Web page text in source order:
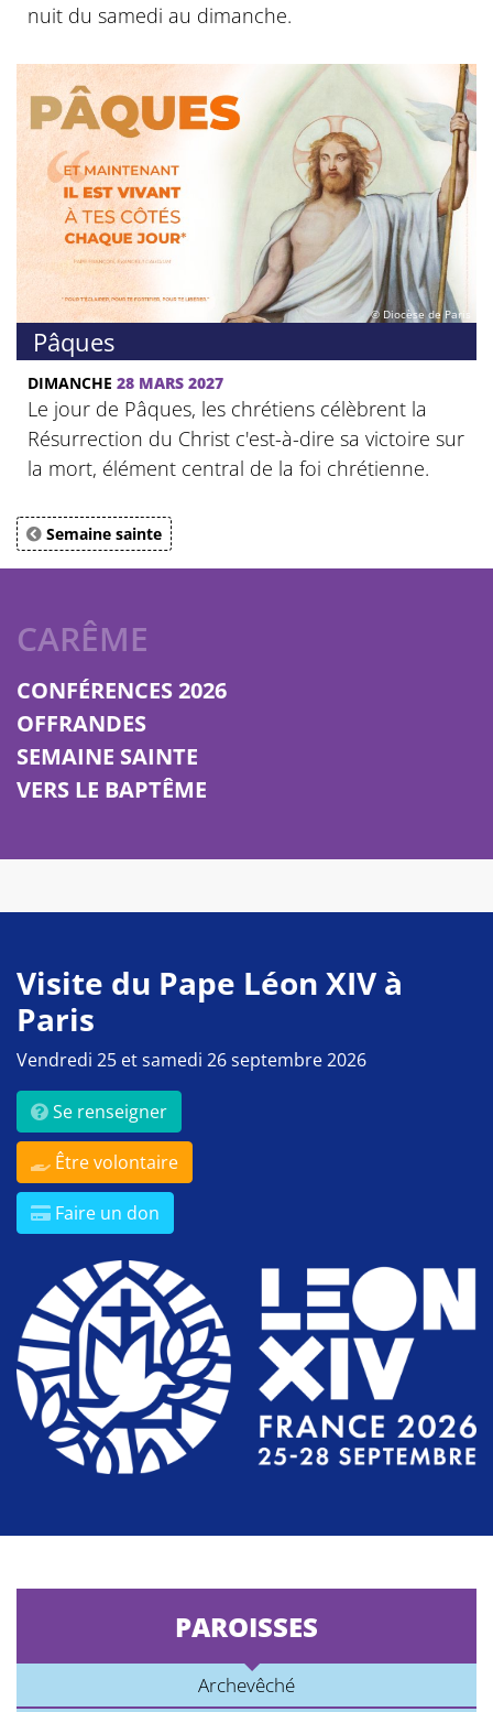
nuit du samedi au dimanche.
© Diocèse de Paris
Pâques
DIMANCHE 28 MARS 2027
Le jour de Pâques, les chrétiens célèbrent la
Résurrection du Christ c'est-à-dire sa victoire sur
la mort, élément central de la foi chrétienne.
Semaine sainte
CARÊME
CONFÉRENCES 2026
OFFRANDES
SEMAINE SAINTE
VERS LE BAPTÊME
Visite du Pape Léon XIV à
Paris
Vendredi 25 et samedi 26 septembre 2026
Se renseigner
Être volontaire
Faire un don
PAROISSES
Archevêché